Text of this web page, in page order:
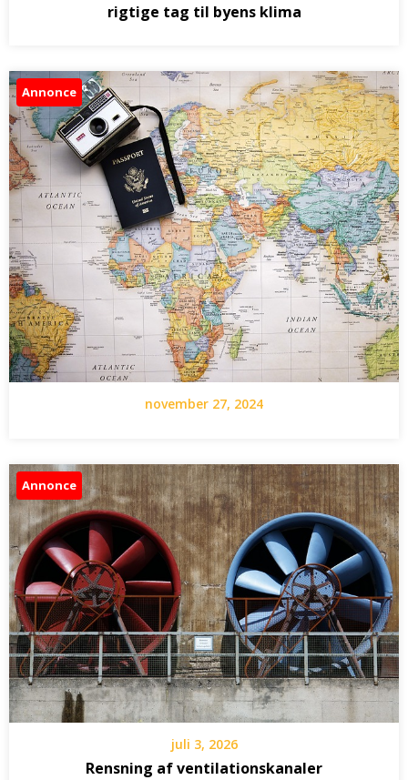
rigtige tag til byens klima
Annonce
november 27, 2024
Annonce
juli 3, 2026
Rensning af ventilations­kanaler